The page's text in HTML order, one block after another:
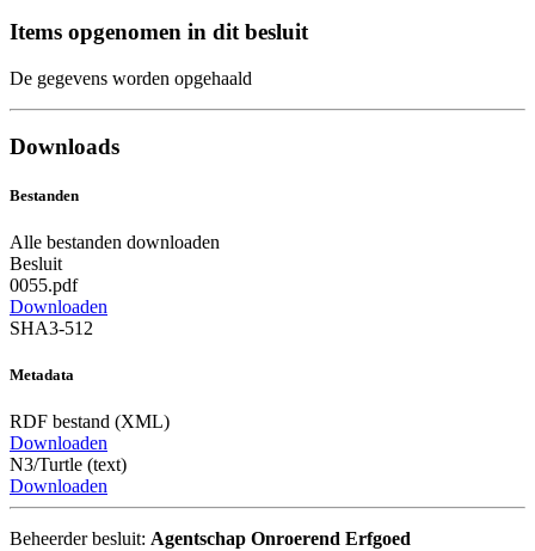
Items opgenomen in dit besluit
De gegevens worden opgehaald
Downloads
Bestanden
Alle bestanden downloaden
Besluit
0055.pdf
Downloaden
SHA3-512
Metadata
RDF bestand (XML)
Downloaden
N3/Turtle (text)
Downloaden
Beheerder besluit: Agentschap Onroerend Erfgoed